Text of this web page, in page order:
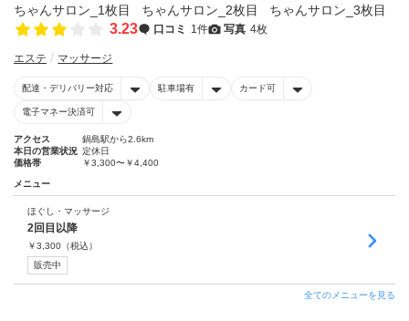
3.23 口コミ 1件 写真 4枚
エステ マッサージ
配達・デリバリー対応 駐車場有 カード可
電子マネー決済可
アクセス
鍋島駅から2.6km
本日の営業状況 定休日
価格帯
￥3,300〜￥4,400
メニュー
ほぐし・マッサージ
2回目以降
￥3,300 （税込）
販売中
全てのメニューを見る